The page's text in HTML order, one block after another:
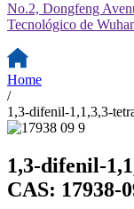
No.2, Dongfeng
Tecnológico de
Home
/
1,3-difenil-1,1,3,3-
1,3-difenil-
CAS: 17938-